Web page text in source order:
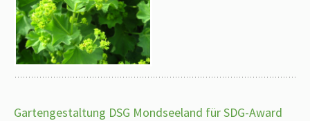
Gartengestaltung DSG Mondseeland für SDG-Award